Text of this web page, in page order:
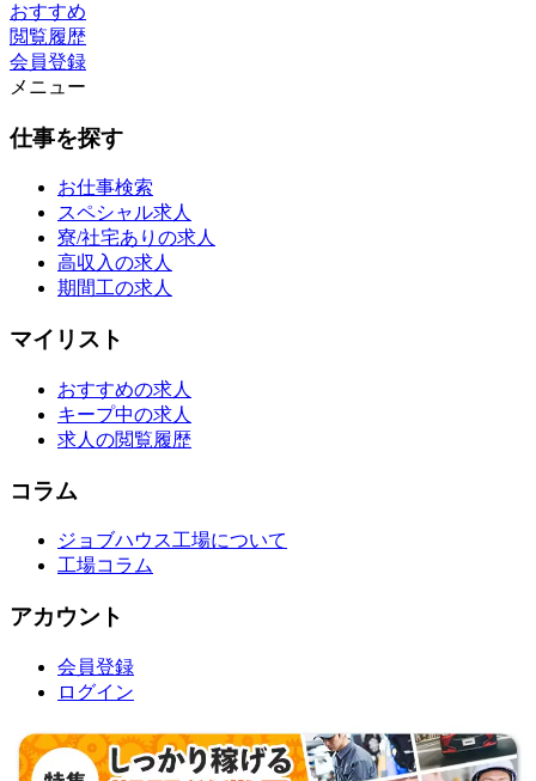
おすすめ
閲覧履歴
会員登録
メニュー
仕事を探す
お仕事検索
スペシャル求人
寮/社宅ありの求人
高収入の求人
期間工の求人
マイリスト
おすすめの求人
キープ中の求人
求人の閲覧履歴
コラム
ジョブハウス工場について
工場コラム
アカウント
会員登録
ログイン